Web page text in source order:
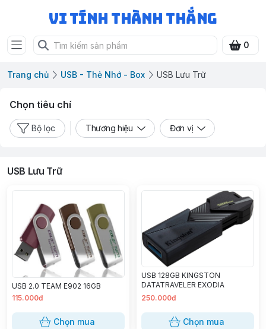
Vi Tính Thành Thắng
0
Trang chủ USB - Thẻ Nhớ - Box USB Lưu Trữ
Chọn tiêu chí
Bộ lọc Thương hiệu Đơn vị
USB Lưu Trữ
USB 2.0 TEAM E902 16GB
115.000đ
Chọn mua
USB 128GB KINGSTON
DATATRAVELER EXODIA
250.000đ
Chọn mua